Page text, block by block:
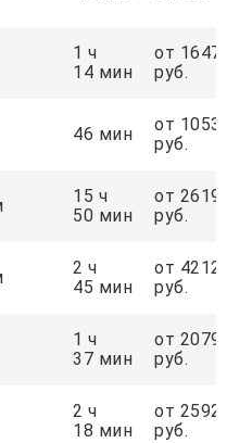
1 ч
14 мин
от 1647
руб.
46 мин
от 1053
руб.
15 ч
50 мин
от
руб.
2 ч
45 мин
от 4212
руб.
1 ч
37 мин
от 2079
руб.
2 ч
18 мин
от 2592
руб.